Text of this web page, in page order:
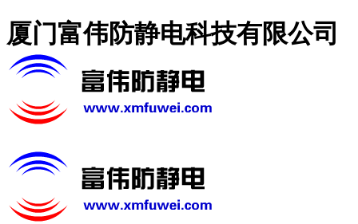
厦门富伟防静电科技有限公司